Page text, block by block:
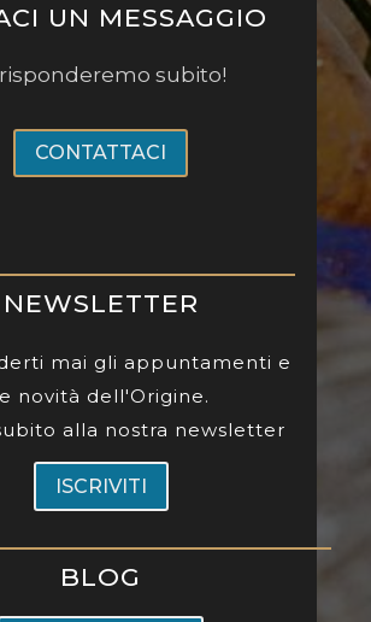
UN MESSAGGIO
subito!
CONTATTACI
NEWSLETTER
mai gli appuntamenti e
novità dell'Origine.
alla nostra newsletter
ISCRIVITI
BLOG